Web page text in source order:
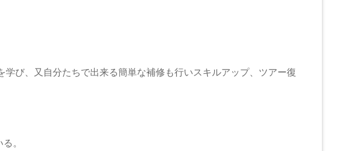
び、又自分たちで出来る簡単な補修も行いスキルアップ、ツアー復
。